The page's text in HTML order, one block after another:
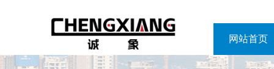
网站首页
网站首页